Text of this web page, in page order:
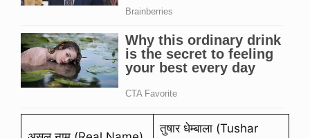
तुषार धेम्बाला (Tushar